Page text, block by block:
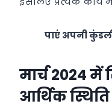
पाएं अपनी
मार्च 2024 में
आर्थिक स्थिति